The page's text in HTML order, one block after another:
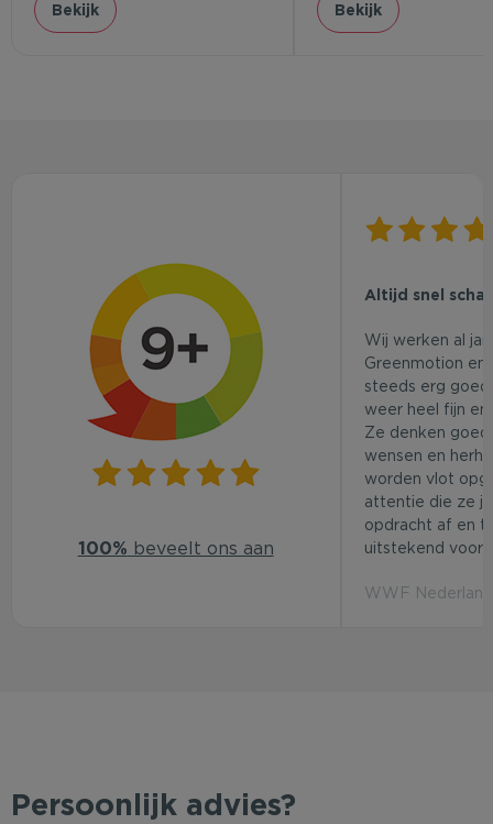
Bekijk Bekijk
100% beveelt ons aan
Altijd snel
Wij werken al
Greenmotion en
steeds erg
weer heel fijn en
Ze denken
wensen en
worden vlot
attentie die ze
opdracht af en
uitstekend voor
WWF
Persoonlijk advies?